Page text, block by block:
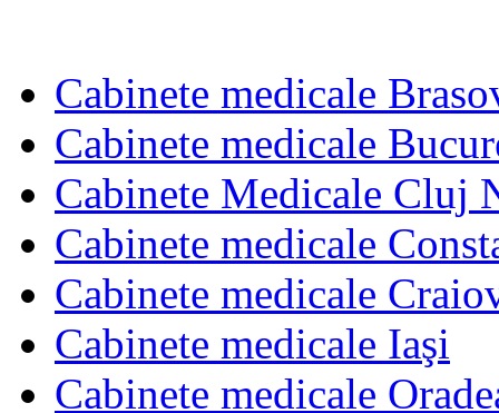
Cabinete medicale
Cabinete medicale
Cabinete Medicale Cluj
Cabinete medicale
Cabinete medicale
Cabinete medicale Iaşi
Cabinete medicale